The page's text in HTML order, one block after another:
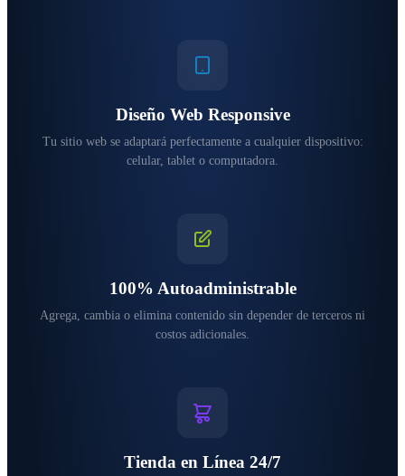
Diseño Web Responsive
Tu sitio web se adaptará perfectamente a cualquier dispositivo:
celular, tablet o computadora.
100% Autoadministrable
Agrega, cambia o elimina contenido sin depender de terceros ni
costos adicionales.
Tienda en Línea 24/7